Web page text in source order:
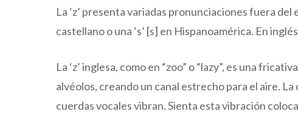
La ‘z’ presenta variadas pronunciaciones fuera
castellano o una ‘s’ [s] en Hispanoamérica. En
La ‘z’ inglesa, como en “zoo” o “lazy”, es una
alvéolos, creando un canal estrecho para el aire. La
cuerdas vocales vibran. Sienta esta vibración